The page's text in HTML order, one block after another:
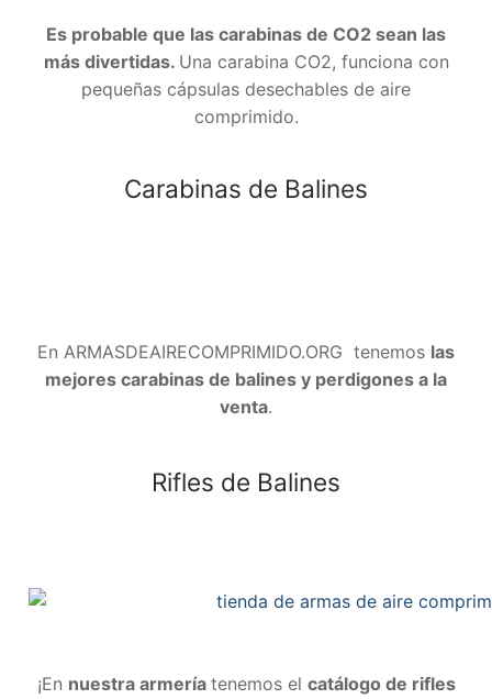
Es probable que las carabinas de CO2 sean las
más divertidas. Una carabina CO2, funciona con
pequeñas cápsulas desechables de aire
comprimido.
Carabinas de Balines
En ARMASDEAIRECOMPRIMIDO.ORG tenemos las
mejores carabinas de balines y perdigones a la
venta.
Rifles de Balines
¡En nuestra armería tenemos el catálogo de rifles